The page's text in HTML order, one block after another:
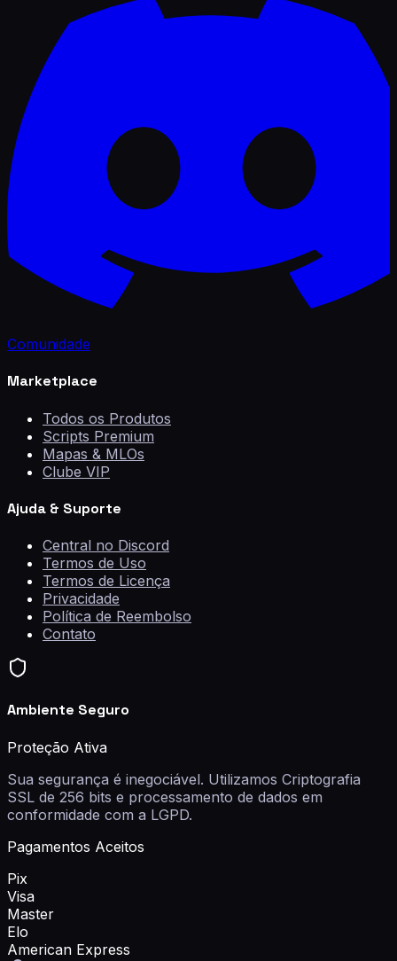
Comunidade
Marketplace
Todos os Produtos
Scripts Premium
Mapas & MLOs
Clube VIP
Ajuda & Suporte
Central no Discord
Termos de Uso
Termos de Licença
Privacidade
Política de Reembolso
Contato
Ambiente Seguro
Proteção Ativa
Sua segurança é inegociável. Utilizamos Criptografia
SSL de 256 bits e processamento de dados em
conformidade com a LGPD.
Pagamentos Aceitos
Pix
Visa
Master
Elo
American Express